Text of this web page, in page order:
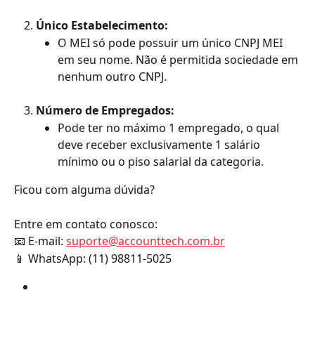
Único Estabelecimento:
O MEI só pode possuir um único CNPJ MEI
em seu nome. Não é permitida sociedade em
nenhum outro CNPJ.
Número de Empregados:
Pode ter no máximo 1 empregado, o qual
deve receber exclusivamente 1 salário
mínimo ou o piso salarial da categoria.
Ficou com alguma dúvida?
Entre em contato conosco:
📧 E-mail: suporte@accounttech.com.br
📱 WhatsApp: (11) 98811-5025